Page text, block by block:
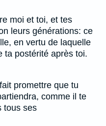
moi et toi, et tes
leurs générations: ce
en vertu de laquelle
ta postérité après toi.
promettre que tu
comme il te
tous ses